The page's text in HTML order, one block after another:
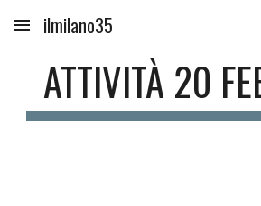
Skip to main content
ilmilano35
ATTIVITÀ 20